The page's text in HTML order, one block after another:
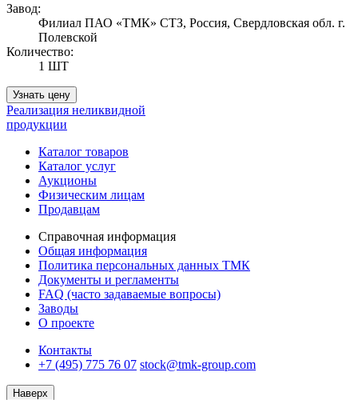
Завод:
Филиал ПАО «ТМК» СТЗ, Россия, Свердловская обл. г.
Полевской
Количество:
1 ШТ
Узнать цену
Реализация неликвидной
продукции
Каталог товаров
Каталог услуг
Аукционы
Физическим лицам
Продавцам
Справочная информация
Общая информация
Политика персональных данных ТМК
Документы и регламенты
FAQ (часто задаваемые вопросы)
Заводы
О проекте
Контакты
+7 (495) 775 76 07 stock@tmk-group.com
Наверх